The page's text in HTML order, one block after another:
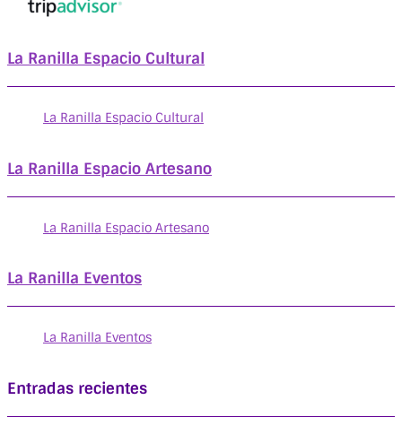
La Ranilla Espacio Cultural
La Ranilla Espacio Cultural
La Ranilla Espacio Artesano
La Ranilla Espacio Artesano
La Ranilla Eventos
La Ranilla Eventos
Entradas recientes